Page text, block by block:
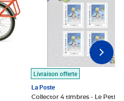
Livraison offerte
La Poste
Collector 4 timbres - Le Petit